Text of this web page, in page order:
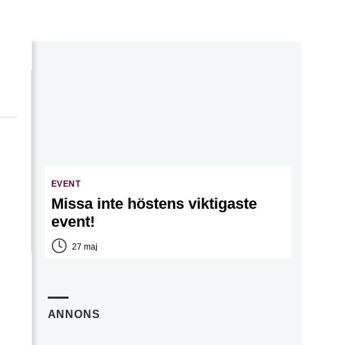
EVENT
Missa inte höstens viktigaste
event!
27 maj
ANNONS